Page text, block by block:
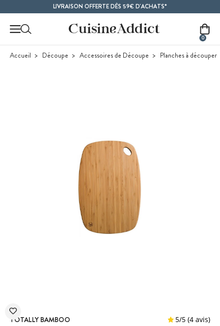
LIVRAISON OFFERTE DÈS 59€ D'ACHATS*
0
Accueil Découpe Accessoires de Découpe Planches à découper
TOTALLY BAMBOO